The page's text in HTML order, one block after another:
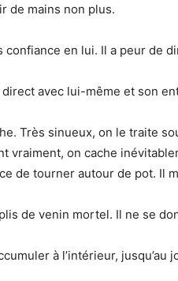
de mains non plus.
confiance en lui. Il a peur de
avec lui-même et son
Très sinueux, on le traite
vraiment, on cache
de tourner autour de pot. Il
de venin mortel. Il ne se
à l’intérieur, jusqu’au